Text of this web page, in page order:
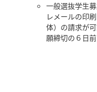
一般選抜学生
レメールの印
体）の請求が
願締切の６日前